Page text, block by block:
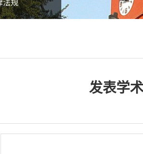
法规
发表学